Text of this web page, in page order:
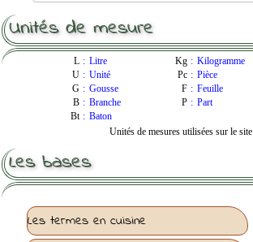
Unités de mesure
L : Litre Kg : Kilogramme
U : Unité Pc : Pièce
G : Gousse F : Feuille
B : Branche P : Part
Bt : Baton
Unités de mesures utilisées sur le site
Les bases
Les termes en cuisine